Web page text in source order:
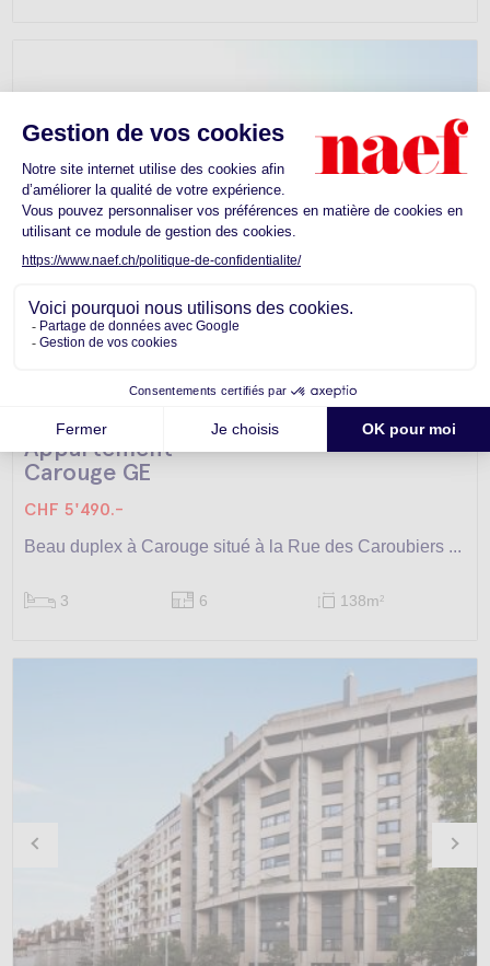
Appartement -
Carouge GE
CHF 5'490.-
Beau duplex à Carouge situé à la Rue des Caroubiers ...
3 6 138m2